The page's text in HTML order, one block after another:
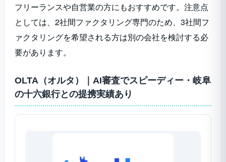
フリーランスや自営業の方にもおすすめです。注意点
としては、2社間ファクタリング専門のため、3社間フ
ァクタリングを希望される方は別の会社を検討する必
要があります。
OLTA（オルタ）｜AI審査でスピーディー・岐阜
の十六銀行との提携実績あり